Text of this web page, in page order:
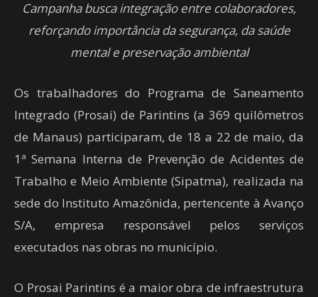
Campanha busca integração entre colaboradores,
reforçando importância da segurança, da saúde
mental e preservação ambiental
Os trabalhadores do Programa de Saneamento
Integrado (Prosai) de Parintins (a 369 quilômetros
de Manaus) participaram, de 18 a 22 de maio, da
1ª Semana Interna de Prevenção de Acidentes de
Trabalho e Meio Ambiente (Sipatma), realizada na
sede do Instituto Amazônida, pertencente à Avanço
S/A, empresa responsável pelos serviços
executados nas obras no município.
O Prosai Parintins é a maior obra de infraestrutura